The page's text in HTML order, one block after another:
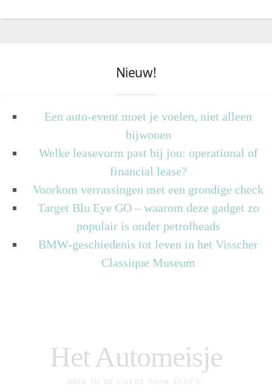
Nieuw!
Een auto-event moet je voelen, niet alleen
bijwonen
Welke leasevorm past bij jou: operational of
financial lease?
Voorkom verrassingen met een grondige check
Target Blu Eye GO – waarom deze gadget zo
populair is onder petrolheads
BMW-geschiedenis tot leven in het Visscher
Classique Museum
Het Automeisje
DEEL JIJ DE LIEFDE VOOR AUTO'S?